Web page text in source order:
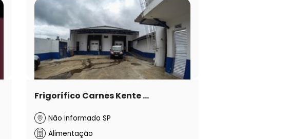
Frigorífico Carnes Kente ...
Não informado SP
Alimentação